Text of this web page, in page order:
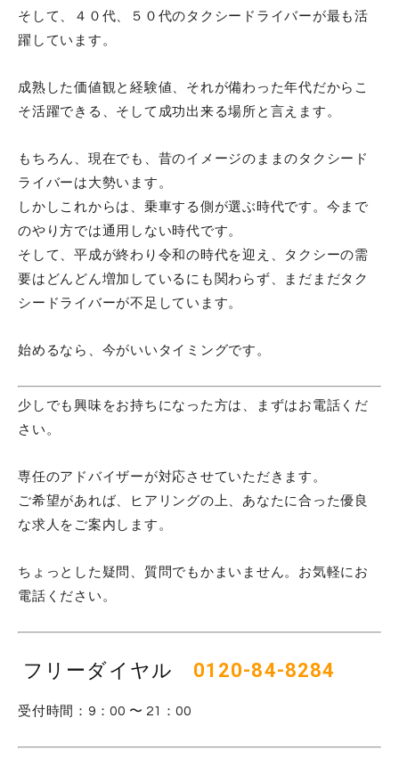
そして、４０代、５０代のタクシードライバーが最も活
躍しています。
成熟した価値観と経験値、それが備わった年代だからこ
そ活躍できる、そして成功出来る場所と言えます。
もちろん、現在でも、昔のイメージのままのタクシード
ライバーは大勢います。
しかしこれからは、乗車する側が選ぶ時代です。今まで
のやり方では通用しない時代です。
そして、平成が終わり令和の時代を迎え、タクシーの需
要はどんどん増加しているにも関わらず、まだまだタク
シードライバーが不足しています。
始めるなら、今がいいタイミングです。
少しでも興味をお持ちになった方は、まずはお電話くだ
さい。
専任のアドバイザーが対応させていただきます。
ご希望があれば、ヒアリングの上、あなたに合った優良
な求人をご案内します。
ちょっとした疑問、質問でもかまいません。お気軽にお
電話ください。
フリーダイヤル 0120-84-8284
受付時間：9：00 〜 21：00